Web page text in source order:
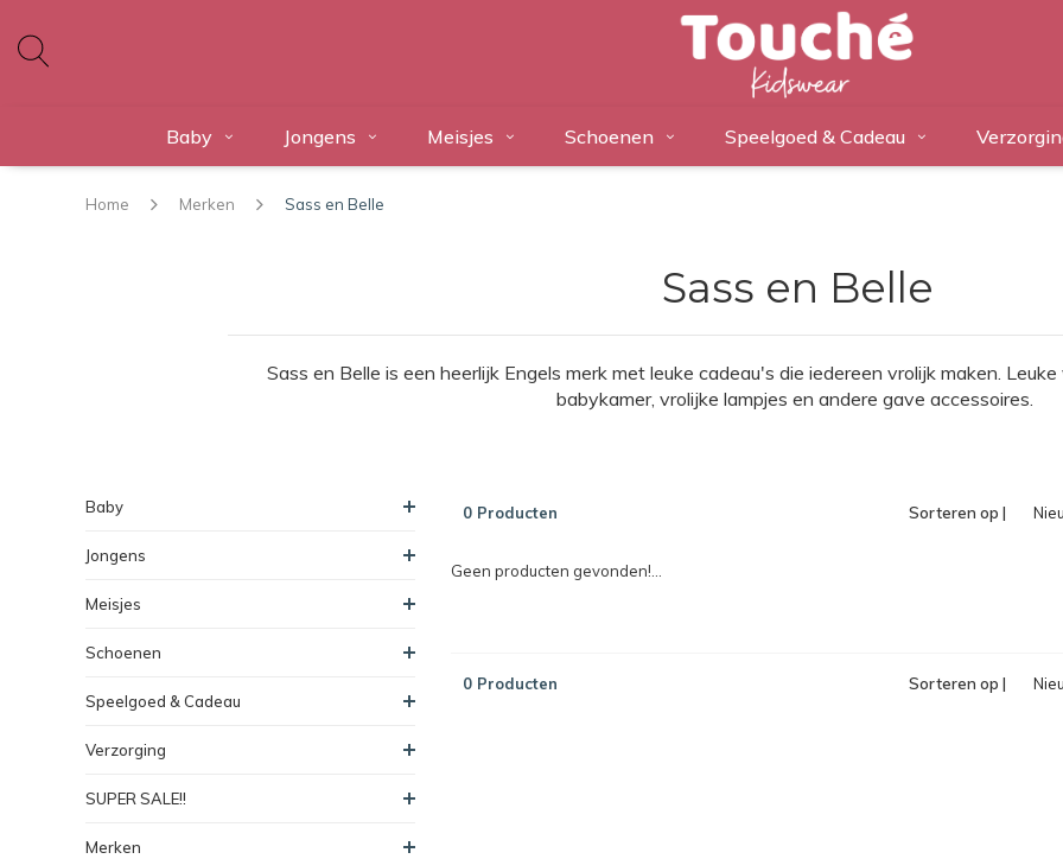
Baby Jongens Meisjes Schoenen Speelgoed & Cadeau
Home Merken Sass en Belle
Sass en Belle
Sass en Belle is een heerlijk Engels merk met leuke cadeau's die iedereen vrolijk maken.
babykamer, vrolijke lampjes en andere gave accessoires.
Baby
Jongens
Meisjes
Schoenen
Speelgoed & Cadeau
Verzorging
SUPER SALE!!
Merken
0 Producten Sorteren op |
Geen producten gevonden!...
0 Producten Sorteren op |